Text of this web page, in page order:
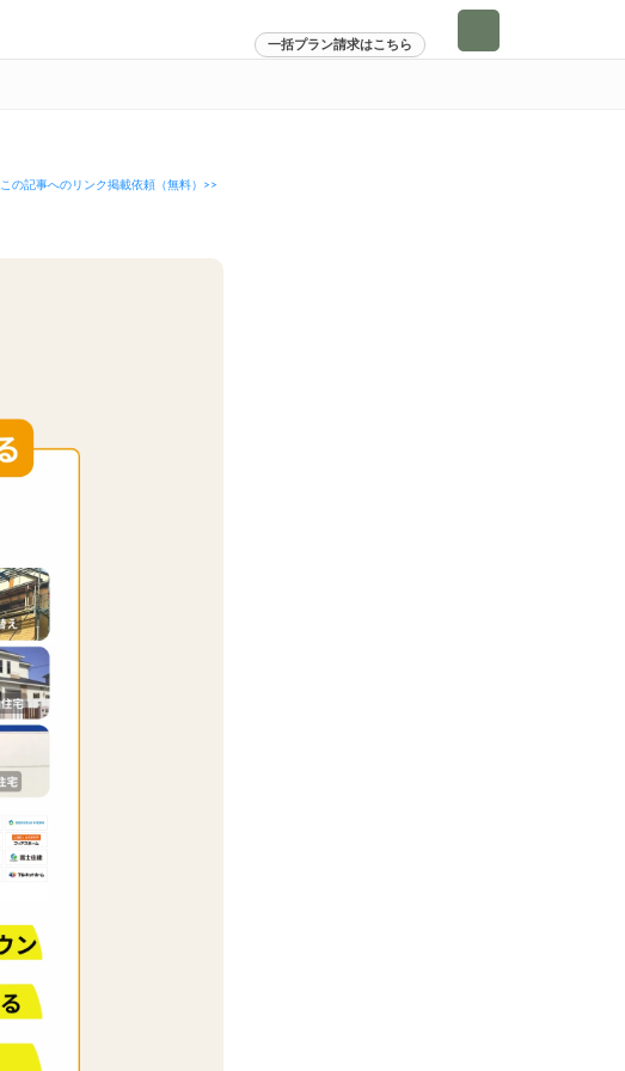
一括プラン請求はこちら
この記事へのリンク掲載依頼（無料）>>